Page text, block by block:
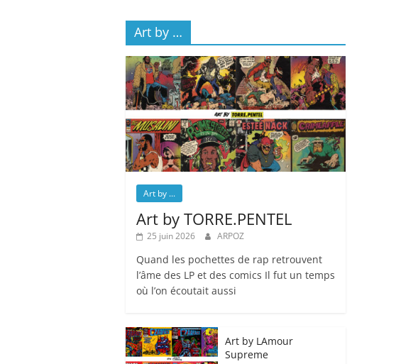
Art by …
Art by ...
Art by TORRE.PENTEL
25 juin 2026 ARPOZ
Quand les pochettes de rap retrouvent
l’âme des LP et des comics Il fut un temps
où l’on écoutait aussi
Art by LAmour
Supreme